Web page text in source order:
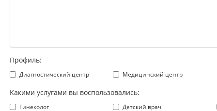
Профиль:
Диагностический центр Медицинский центр
Какими услугами вы воспользовались:
Гинеколог Детский врач